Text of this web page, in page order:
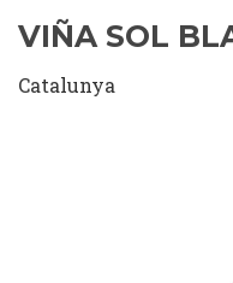
VIÑA SOL
Catalunya